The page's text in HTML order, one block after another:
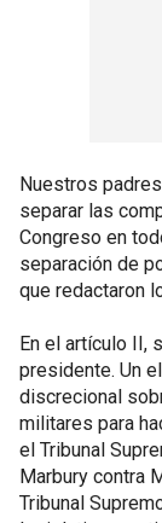
Nuestros
separar las
Congreso en
separación de
que redactaron
En el artículo II,
presidente. Un
discrecional
militares para
el Tribunal
Marbury contra
Tribunal